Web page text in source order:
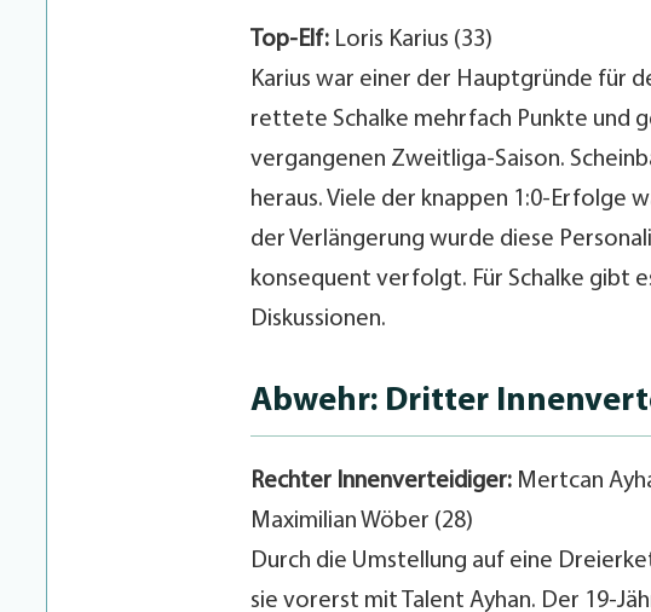
Top-Elf: Loris Karius (33)
Karius war einer der Hauptgründe für
rettete Schalke mehrfach Punkte und
vergangenen Zweitliga-Saison.
heraus. Viele der knappen 1:0-Erfolge
der Verlängerung wurde diese
konsequent verfolgt. Für Schalke gibt
Diskussionen.
Abwehr: Dritter
Rechter Innenverteidiger: Mertcan
Maximilian Wöber (28)
Durch die Umstellung auf eine
sie vorerst mit Talent Ayhan. Der 19-